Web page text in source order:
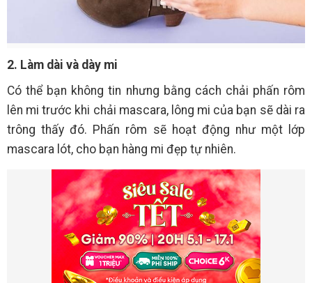
2. Làm dài và dày mi
Có thể bạn không tin nhưng bằng cách chải phấn rôm
lên mi trước khi chải mascara, lông mi của bạn sẽ dài ra
trông thấy đó. Phấn rôm sẽ hoạt động như một lớp
mascara lót, cho bạn hàng mi đẹp tự nhiên.